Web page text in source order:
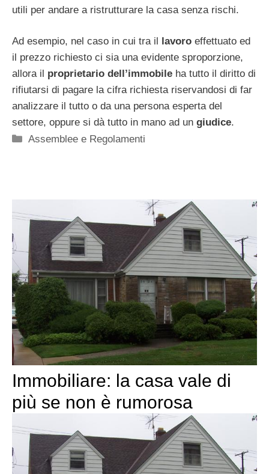
utili per andare a ristrutturare la casa senza rischi.
Ad esempio, nel caso in cui tra il lavoro effettuato ed
il prezzo richiesto ci sia una evidente sproporzione,
allora il proprietario dell’immobile ha tutto il diritto di
rifiutarsi di pagare la cifra richiesta riservandosi di far
analizzare il tutto o da una persona esperta del
settore, oppure si dà tutto in mano ad un giudice.
Categorie
Assemblee e Regolamenti
Immobiliare: la casa vale di
più se non è rumorosa